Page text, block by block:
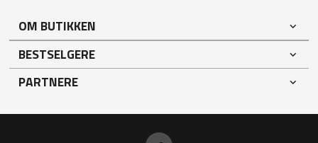
OM BUTIKKEN
BESTSELGERE
PARTNERE